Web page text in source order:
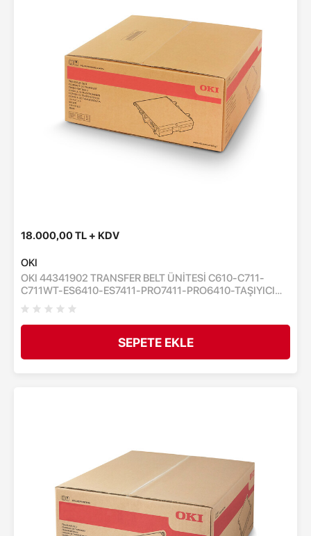
18.000,00 TL + KDV
OKI
OKI 44341902 TRANSFER BELT ÜNİTESİ C610-C711-
C711WT-ES6410-ES7411-PRO7411-PRO6410-TAŞIYICI
KAYIŞ ÜNİTESİ - 60,000 SAYFA
SEPETE EKLE